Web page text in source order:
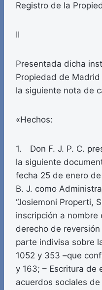
Registro de la
II
Presentada dicha
Propiedad de
la siguiente nota de
«Hechos:
1. Don F. J. P. C.
la siguiente
fecha 25 de enero
B. J. como
“Josiemoni Properti,
inscripción a
derecho de
parte indivisa sobre
1052 y 353 –que
y 163; – Escritura de
acuerdos sociales de